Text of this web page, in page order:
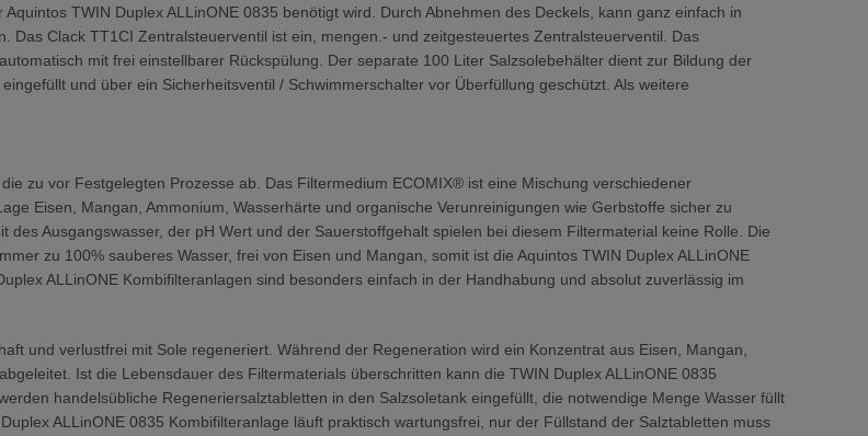
TWIN Duplex ALLinONE 0835 benötigt wird. Durch Abnehmen des Deckels, kann ganz einfach in
Clack TT1CI Zentralsteuerventil ist ein, mengen.- und zeitgesteuertes Zentralsteuerventil. Das
mit frei einstellbarer Rückspülung. Der separate 100 Liter Salzsolebehälter dient zur Bildung der
und über ein Sicherheitsventil / Schwimmerschalter vor Überfüllung geschützt. Als weitere
zu vor Festgelegten Prozesse ab. Das Filtermedium ECOMIX® ist eine Mischung verschiedener
Eisen, Mangan, Ammonium, Wasserhärte und organische Verunreinigungen wie Gerbstoffe sicher zu
Ausgangswasser, der pH Wert und der Sauerstoffgehalt spielen bei diesem Filtermaterial keine Rolle. Die
zu 100% sauberes Wasser, frei von Eisen und Mangan, somit ist die Aquintos TWIN Duplex ALLinONE
ALLinONE Kombifilteranlagen sind besonders einfach in der Handhabung und absolut zuverlässig im
und verlustfrei mit Sole regeneriert. Während der Regeneration wird ein Konzentrat aus Eisen, Mangan,
Ist die Lebensdauer des Filtermaterials überschritten kann die TWIN Duplex ALLinONE 0835
handelsübliche Regeneriersalztabletten in den Salzsoletank eingefüllt, die notwendige Menge Wasser füllt
ALLinONE 0835 Kombifilteranlage läuft praktisch wartungsfrei, nur der Füllstand der Salztabletten muss